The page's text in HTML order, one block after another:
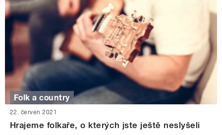
Folk a country
22. červen 2021
Hrajeme folkaře, o kterých jste ještě neslyšeli